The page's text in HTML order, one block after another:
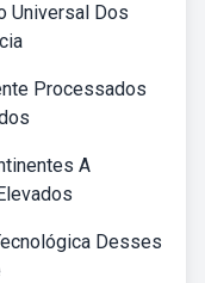
Universal Dos
Processados
A
Desses